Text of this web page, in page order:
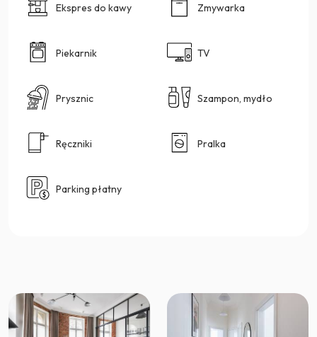
Ekspres do kawy Zmywarka
Piekarnik TV
Prysznic Szampon, mydło
Ręczniki Pralka
Parking płatny